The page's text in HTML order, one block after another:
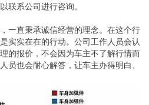
联系公司进行咨询。
一直秉承诚信经营的理念。在这个行
实实在在的行动。公司工作人员会认
的报价，不会因为车主不了解行情而
员也会耐心解答，让车主办得明白、